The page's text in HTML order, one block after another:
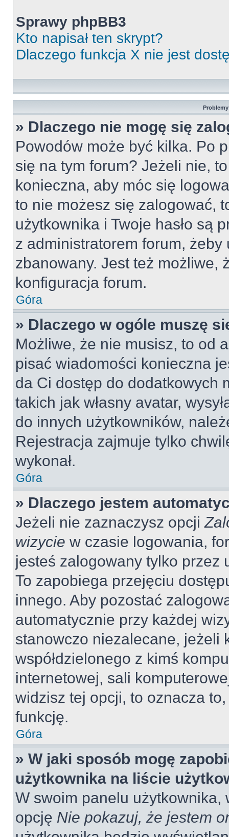
Sprawy phpBB3
Kto napisał ten skrypt?
Dlaczego funkcja X nie jest
» Dlaczego nie mogę się
Powodów może być kilka. Po
się na tym forum? Jeżeli nie,
konieczna, aby móc się
to nie możesz się zalogować,
użytkownika i Twoje hasło są
z administratorem forum, żeby
zbanowany. Jest też możliwe,
konfiguracja forum.
Góra
» Dlaczego w ogóle muszę
Możliwe, że nie musisz, to od
pisać wiadomości konieczna
da Ci dostęp do dodatkowych
takich jak własny avatar,
do innych użytkowników,
Rejestracja zajmuje tylko
wykonał.
Góra
» Dlaczego jestem
Jeżeli nie zaznaczysz opcji
wizycie w czasie logowania,
jesteś zalogowany tylko przez
To zapobiega przejęciu
innego. Aby pozostać
automatycznie przy każdej
stanowczo niezalecane, jeżeli
współdzielonego z kimś
internetowej, sali
widzisz tej opcji, to oznacza
funkcję.
Góra
» W jaki sposób mogę
użytkownika na liście
W swoim panelu użytkownika,
opcję Nie pokazuj, że jestem